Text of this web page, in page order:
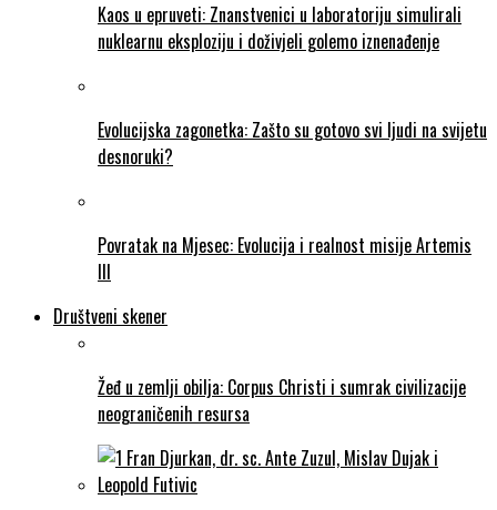
Kaos u epruveti: Znanstvenici u laboratoriju simulirali
nuklearnu eksploziju i doživjeli golemo iznenađenje
Evolucijska zagonetka: Zašto su gotovo svi ljudi na svijetu
desnoruki?
Povratak na Mjesec: Evolucija i realnost misije Artemis
III
Društveni skener
Žeđ u zemlji obilja: Corpus Christi i sumrak civilizacije
neograničenih resursa